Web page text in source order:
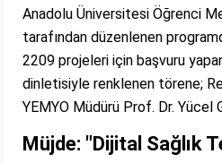
Anadolu Üniversitesi Öğrenci
tarafından düzenlenen
2209 projeleri için başvuru
dinletisiyle renklenen törene;
YEMYO Müdürü Prof. Dr. Yücel
Müjde: "Dijital Sağlık